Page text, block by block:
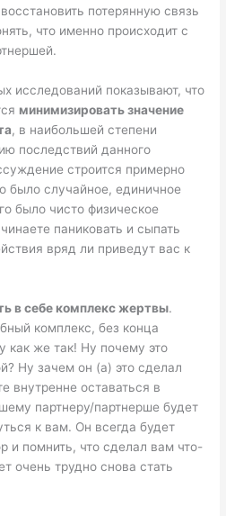
потерянную связь
что именно происходит с
исследований показывают, что
минимизировать значение
, в наибольшей степени
последствий данного
строится примерно
было случайное, единичное
было чисто физическое
паниковать и сыпать
вряд ли приведут вас к
в себе комплекс жертвы.
комплекс, без конца
как же так! Ну почему это
Ну зачем он (а) это сделал
внутренне оставаться в
партнеру/партнерше будет
к вам. Он всегда будет
и помнить, что сделал вам что-
очень трудно снова стать